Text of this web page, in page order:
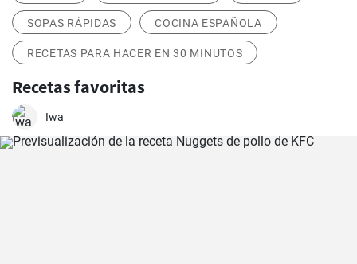
SOPAS RÁPIDAS COCINA ESPAÑOLA
RECETAS PARA HACER EN 30 MINUTOS
Recetas favoritas
Iwa